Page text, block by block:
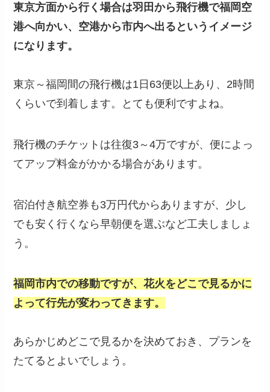
東京方面から行く場合は羽田から飛行機で福岡空
港へ向かい、空港から市内へ出るというイメージ
になります。
東京～福岡間の飛行機は1日63便以上あり、2時間
くらいで到着します。とても便利ですよね。
飛行機のチケットは往復3～4万ですが、便によっ
てアップ料金がかかる場合があります。
宿泊付き航空券も3万円代からありますが、少し
でも安く行くなら早朝便を選ぶなど工夫しましょ
う。
福岡市内での移動ですが、花火をどこで見るかに
よって行先が変わってきます。
あらかじめどこで見るかを決めておき、プランを
たてるとよいでしょう。